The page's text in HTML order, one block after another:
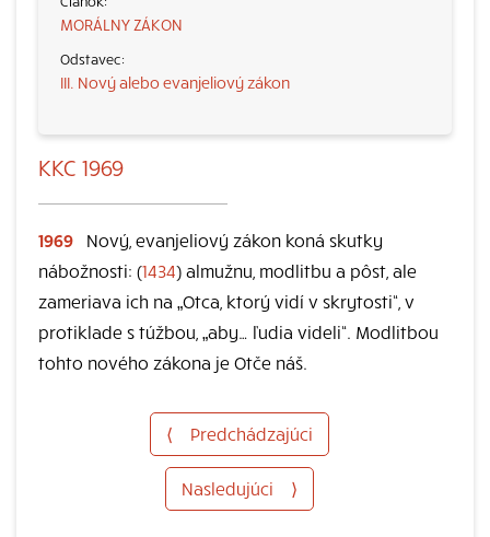
MORÁLNY ZÁKON
III. Nový alebo evanjeliový zákon
KKC 1969
1969
Nový, evanjeliový zákon koná skutky
nábožnosti: (1434) almužnu, modlitbu a pôst, ale
zameriava ich na „Otca, ktorý vidí v skrytosti“, v
protiklade s túžbou, „aby… ľudia videli“. Modlitbou
tohto nového zákona je Otče náš.
⟨ Predchádzajúci
Nasledujúci ⟩